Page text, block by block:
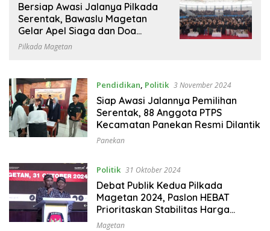
Bersiap Awasi Jalanya Pilkada
Serentak, Bawaslu Magetan
Gelar Apel Siaga dan Doa
Bersama
Pilkada Magetan
Pendidikan, Politik 3 November 2024
Siap Awasi Jalannya Pemilihan
Serentak, 88 Anggota PTPS
Kecamatan Panekan Resmi Dilantik
Panekan
Politik 31 Oktober 2024
Debat Publik Kedua Pilkada
Magetan 2024, Paslon HEBAT
Prioritaskan Stabilitas Harga
Pangan
Magetan